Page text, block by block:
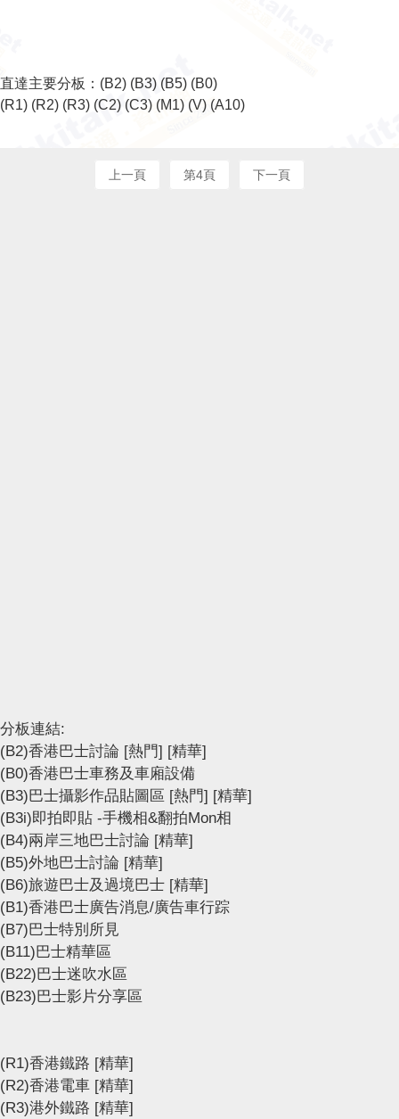
直達主要分板： (B2) (B3) (B5) (B0)
(R1) (R2) (R3) (C2) (C3) (M1) (V) (A10)
上一頁 第4頁 下一頁
分板連結:
(B2)香港巴士討論 [熱門] [精華]
(B0)香港巴士車務及車廂設備
(B3)巴士攝影作品貼圖區 [熱門] [精華]
(B3i)即拍即貼 -手機相&翻拍Mon相
(B4)兩岸三地巴士討論 [精華]
(B5)外地巴士討論 [精華]
(B6)旅遊巴士及過境巴士 [精華]
(B1)香港巴士廣告消息/廣告車行踪
(B7)巴士特別所見
(B11)巴士精華區
(B22)巴士迷吹水區
(B23)巴士影片分享區
(R1)香港鐵路 [精華]
(R2)香港電車 [精華]
(R3)港外鐵路 [精華]